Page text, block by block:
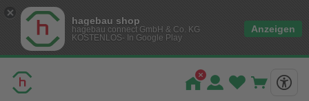
hagebau shop
hagebau connect GmbH & Co. KG
KOSTENLOS- In Google Play
Anzeigen